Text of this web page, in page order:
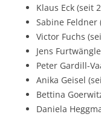
Klaus Eck (seit
Sabine Feldner
Victor Fuchs
Jens
Peter Gardill-
Anika Geisel
Bettina
Daniela